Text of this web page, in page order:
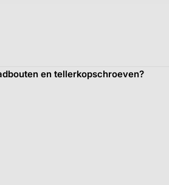
en tellerkopschroeven?